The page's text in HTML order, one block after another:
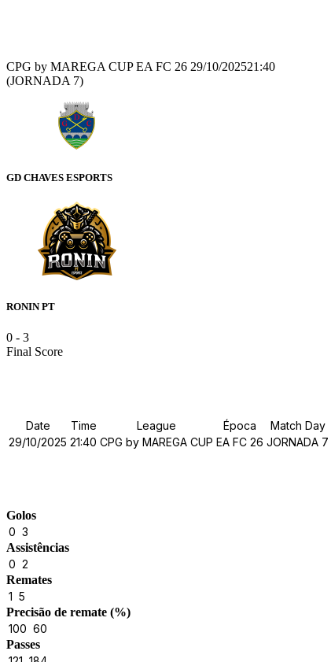
CPG by MAREGA CUP EA FC 26 29/10/202521:40
(JORNADA 7)
GD CHAVES ESPORTS
RONIN PT
0 - 3
Final Score
Date Time League Época Match Day
29/10/2025 21:40 CPG by MAREGA CUP EA FC 26 JORNADA 7
Golos
0 3
Assistências
0 2
Remates
1 5
Precisão de remate (%)
100 60
Passes